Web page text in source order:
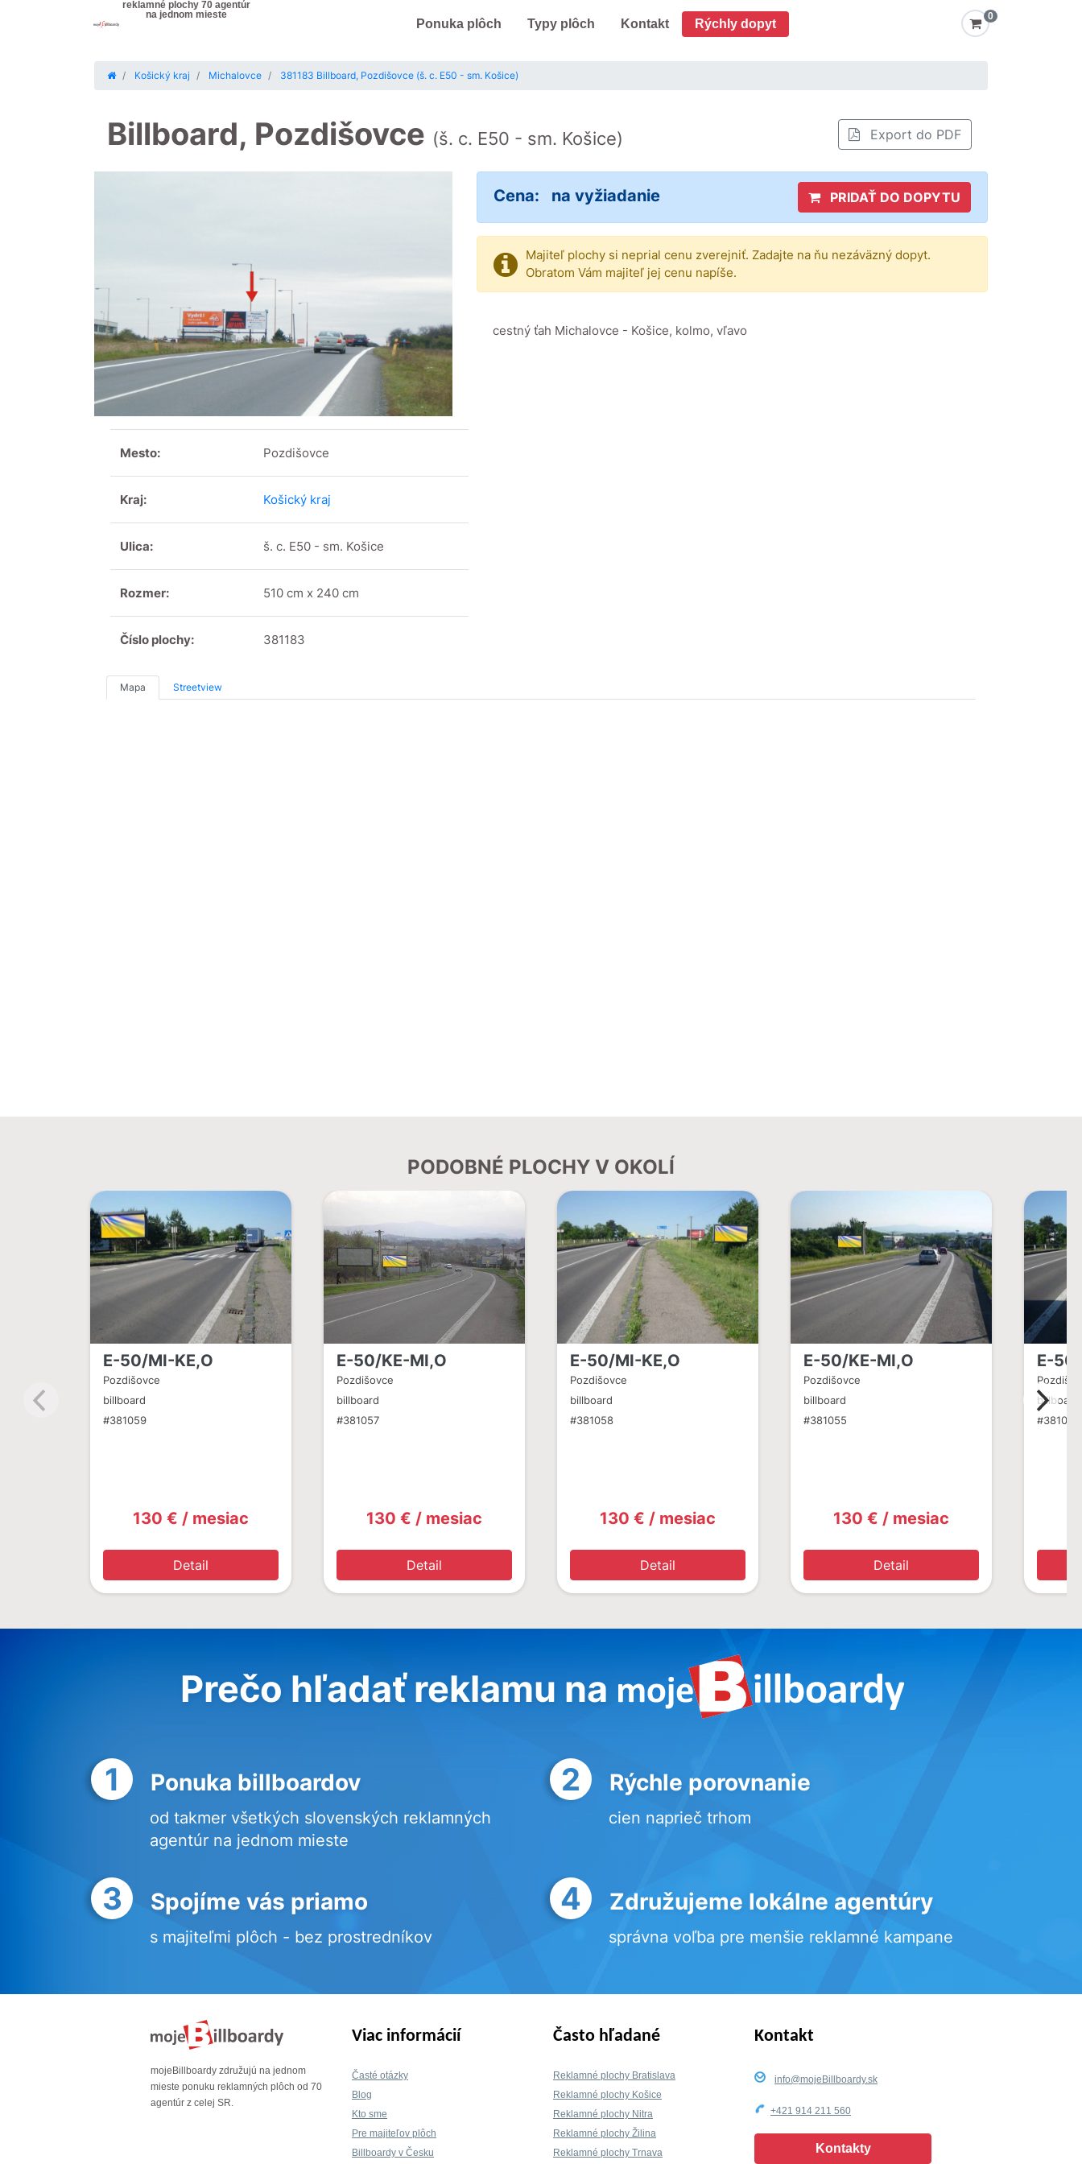
reklamné plochy 70 agentúr
na jednom mieste
Ponuka plôch Typy plôch Kontakt Rýchly dopyt
0
Košický kraj Michalovce 381183 Billboard, Pozdišovce (š. c. E50 - sm. Košice)
Billboard, Pozdišovce (š. c. E50 - sm. Košice) Export do PDF
Cena: na vyžiadanie PRIDAŤ DO DOPYTU
Majiteľ plochy si neprial cenu zverejniť. Zadajte na ňu nezáväzný dopyt.
Obratom Vám majiteľ jej cenu napíše.
cestný ťah Michalovce - Košice, kolmo, vľavo
Mesto: Pozdišovce
Kraj: Košický kraj
Ulica: š. c. E50 - sm. Košice
Rozmer: 510 cm x 240 cm
Číslo plochy: 381183
Mapa Streetview
PODOBNÉ PLOCHY V OKOLÍ
E-50/MI-KE,O
Pozdišovce
billboard
#381059
130 € / mesiac
Detail
E-50/KE-MI,O
Pozdišovce
billboard
#381057
130 € / mesiac
Detail
E-50/MI-KE,O
Pozdišovce
billboard
#381058
130 € / mesiac
Detail
E-50/KE-MI,O
Pozdišovce
billboard
#381055
130 € / mesiac
Detail
E-
billboard
#381056
Prečo hľadať reklamu na
1 Ponuka billboardov
od takmer všetkých slovenských reklamných
agentúr na jednom mieste
2 Rýchle porovnanie
cien naprieč trhom
3 Spojíme vás priamo
s majiteľmi plôch - bez prostredníkov
4 Združujeme lokálne agentúry
správna voľba pre menšie reklamné kampane
mojeBillboardy združujú na jednom
mieste ponuku reklamných plôch od 70
agentúr z celej SR.
Viac informácií
Časté otázky
Blog
Kto sme
Pre majiteľov plôch
Billboardy v Česku
Často hľadané
Reklamné plochy Bratislava
Reklamné plochy Košice
Reklamné plochy Nitra
Reklamné plochy Žilina
Reklamné plochy Trnava
Kontakt
info@mojeBillboardy.sk
+421 914 211 560
Kontakty